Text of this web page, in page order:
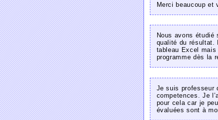
Merci beaucoup
Nous avons
qualité du résultat.
tableau Excel
programme dès la
Je suis professeur
competences. Je
pour cela car je
évaluées sont à